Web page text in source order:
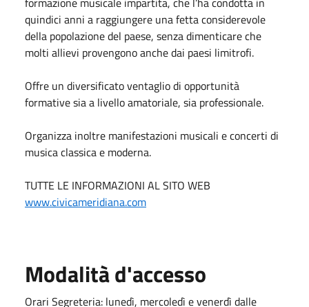
quindici anni a raggiungere una fetta considerevole
della popolazione del paese, senza dimenticare che
molti allievi provengono anche dai paesi limitrofi.
Offre un diversificato ventaglio di opportunità
formative sia a livello amatoriale, sia professionale.
Organizza inoltre manifestazioni musicali e concerti di
musica classica e moderna.
TUTTE LE INFORMAZIONI AL SITO WEB
www.civicameridiana.com
Modalità d'accesso
Orari Segreteria: lunedì, mercoledì e venerdì dalle